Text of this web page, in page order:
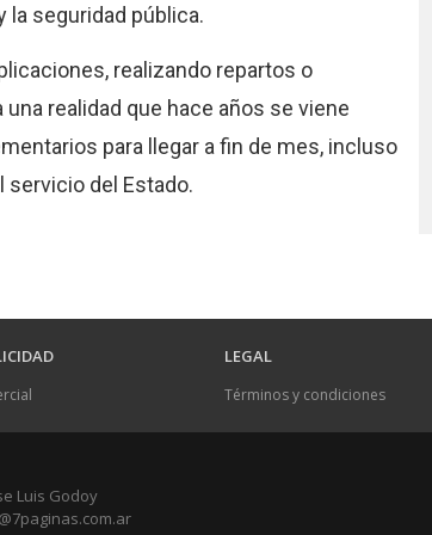
seguridad pública.
realizando repartos o
realidad que hace años se viene
para llegar a fin de mes, incluso
del Estado.
LEGAL
Términos y condiciones
Luis Godoy